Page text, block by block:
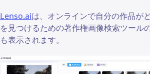
Lenso.aiは、オンラインで自分の作品が
を見つけるための著作権画像検索ツール
も表示されます。